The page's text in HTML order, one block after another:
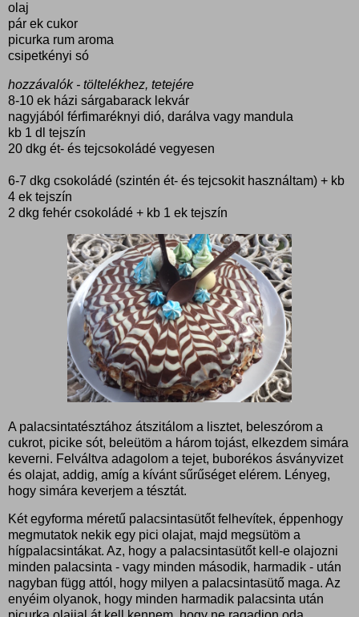
olaj
pár ek cukor
picurka rum aroma
csipetkényi só
hozzávalók - töltelékhez, tetejére
8-10 ek házi sárgabarack lekvár
nagyjából férfimaréknyi dió, darálva vagy mandula
kb 1 dl tejszín
20 dkg ét- és tejcsokoládé vegyesen
6-7 dkg csokoládé (szintén ét- és tejcsokit használtam) + kb
4 ek tejszín
2 dkg fehér csokoládé + kb 1 ek tejszín
A palacsintatésztához átszitálom a lisztet, beleszórom a
cukrot, picike sót, beleütöm a három tojást, elkezdem simára
keverni. Felváltva adagolom a tejet, buborékos ásványvizet
és olajat, addig, amíg a kívánt sűrűséget elérem. Lényeg,
hogy simára keverjem a tésztát.
Két egyforma méretű palacsintasütőt felhevítek, éppenhogy
megmutatok nekik egy pici olajat, majd megsütöm a
hígpalacsintákat. Az, hogy a palacsintasütőt kell-e olajozni
minden palacsinta - vagy minden második, harmadik - után
nagyban függ attól, hogy milyen a palacsintasütő maga. Az
enyéim olyanok, hogy minden harmadik palacsinta után